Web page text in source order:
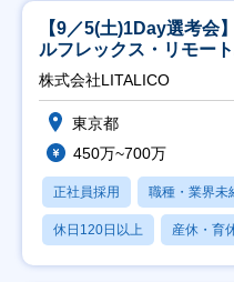
【9／5(土)1Day選考会
ルフレックス・リモー
株式会社LITALICO
東京都
450万~700万
正社員採用 職種・業界未
休日120日以上 産休・育